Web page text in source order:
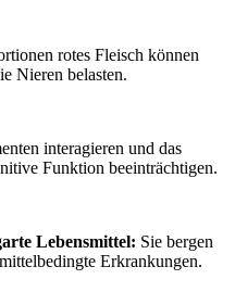
rotes Fleisch können
Nieren belasten.
interagieren und das
Funktion beeinträchtigen.
Lebensmittel: Sie bergen
Erkrankungen.